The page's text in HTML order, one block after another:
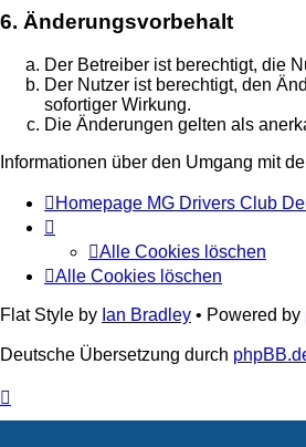
6. Änderungsvorbehalt
Der Betreiber ist berechtigt, die
Der Nutzer ist berechtigt, den
sofortiger Wirkung.
Die Änderungen gelten als
Informationen über den Umgang mit
Homepage MG Drivers Club
Alle Cookies löschen
Alle Cookies löschen
Flat Style by Ian Bradley • Powered by
Deutsche Übersetzung durch